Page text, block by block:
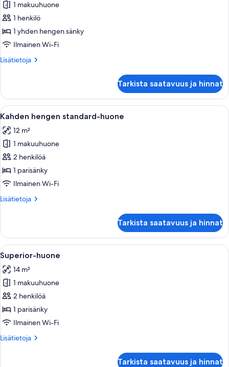
Yhden
hengen
huone
kuvat
1 makuuhuone
1 henkilö
1 yhden hengen sänky
Ilmainen Wi-Fi
Lisätietoja
Lisätietoja
huone
Tarkista saatavuus ja hinnat
Avaa
kaikki
huonetyypin
Kahden
hengen
standard-
huone
Hotellihuone, jossa on suuri sänky,
13
Kahden hengen standard-huone
12 m²
1 makuuhuone
2 henkilöä
1 parisänky
Ilmainen Wi-Fi
Lisätietoja
Lisätietoja
standard-
huone
Tarkista saatavuus ja hinnat
Avaa
kaikki
huonetyypin
Superior-
huone
kuvat
Hotellihuone, jossa on suuri sänky,
8
Superior-huone
14 m²
1 makuuhuone
2 henkilöä
1 parisänky
Ilmainen Wi-Fi
Lisätietoja
Lisätietoja
Tarkista saatavuus ja hinnat